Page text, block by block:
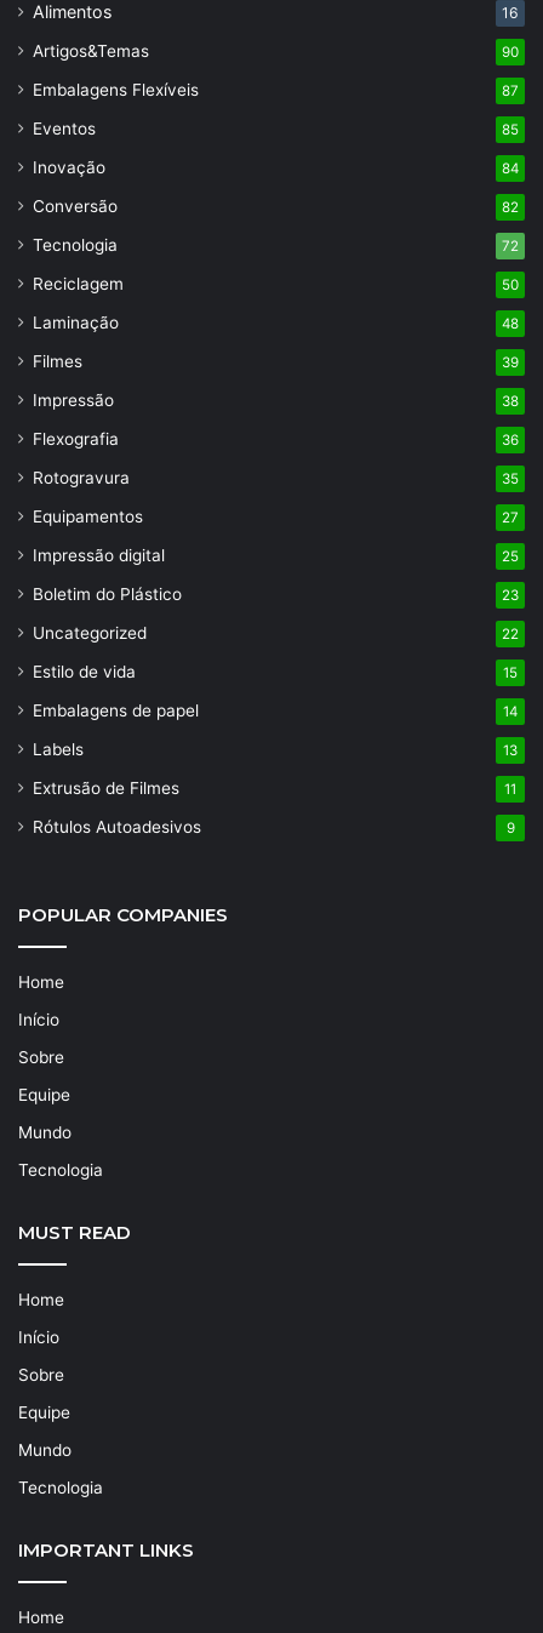
Alimentos 16
Artigos&Temas 90
Embalagens Flexíveis 87
Eventos 85
Inovação 84
Conversão 82
Tecnologia 72
Reciclagem 50
Laminação 48
Filmes 39
Impressão 38
Flexografia 36
Rotogravura 35
Equipamentos 27
Impressão digital 25
Boletim do Plástico 23
Uncategorized 22
Estilo de vida 15
Embalagens de papel 14
Labels 13
Extrusão de Filmes 11
Rótulos Autoadesivos 9
POPULAR COMPANIES
Home
Início
Sobre
Equipe
Mundo
Tecnologia
MUST READ
Home
Início
Sobre
Equipe
Mundo
Tecnologia
IMPORTANT LINKS
Home